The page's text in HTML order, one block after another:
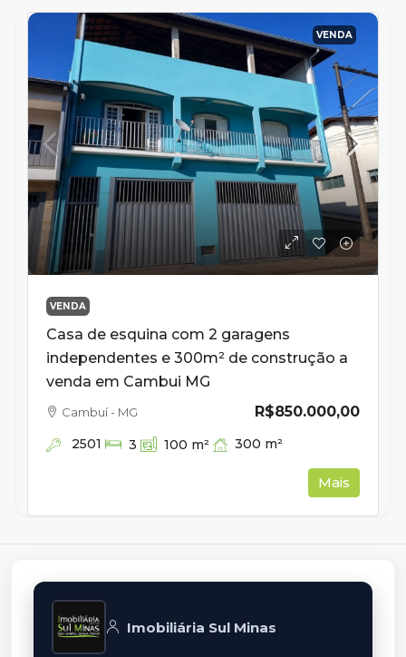
VENDA
VENDA
Casa de esquina com 2 garagens
independentes e 300m² de construção a
venda em Cambui MG
R$850.000,00
Cambuí - MG
2501 3 100 m² 300 m²
Mais
Imobiliária Sul Minas